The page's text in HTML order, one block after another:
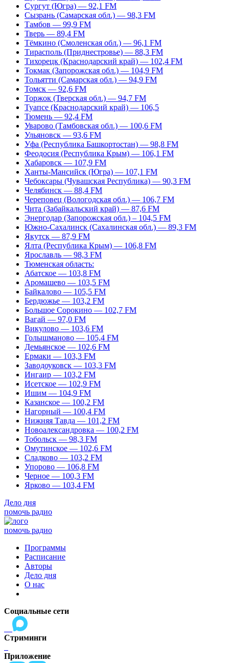
Сургут (Югра) — 92,1 FM
Сызрань (Самарская обл.) — 98,3 FM
Тамбов — 99,9 FM
Тверь — 89,4 FM
Тёмкино (Смоленская обл.) — 96,1 FM
Тирасполь (Приднестровье) — 88,3 FM
Тихорецк (Краснодарский край) — 102,4 FM
Токмак (Запорожская обл.) — 104,9 FM
Тольятти (Самарская обл.) — 94,9 FM
Томск — 92,6 FM
Торжок (Тверская обл.) — 94,7 FM
Туапсе (Краснодарский край) — 106,5
Тюмень — 92,4 FM
Уварово (Тамбовская обл.) — 100,6 FM
Ульяновск — 93,6 FM
Уфа (Республика Башкортостан) — 98,8 FM
Феодосия (Республика Крым) — 106,1 FM
Хабаровск — 107,9 FM
Ханты-Мансийск (Югра) — 107,1 FM
Чебоксары (Чувашская Республика) — 90,3 FM
Челябинск — 88,4 FM
Череповец (Вологодская обл.) — 106,7 FM
Чита (Забайкальский край) — 87,6 FM
Энергодар (Запорожская обл.) – 104,5 FM
Южно-Сахалинск (Сахалинская обл.) — 89,3 FM
Якутск — 87,9 FM
Ялта (Республика Крым) — 106,8 FM
Ярославль — 98,3 FM
Тюменская область:
Абатское — 103,8 FM
Аромашево — 103,5 FM
Байкалово — 105,5 FM
Бердюжье — 103,2 FM
Большое Сорокино — 102,7 FM
Вагай — 97,0 FM
Викулово — 103,6 FM
Голышманово — 105,4 FM
Демьянское — 102,6 FM
Ермаки — 103,3 FM
Заводоуковск — 103,3 FM
Ингаир — 103,2 FM
Исетское — 102,9 FM
Ишим — 104,9 FM
Казанское — 100,2 FM
Нагорный — 100,4 FM
Нижняя Тавда — 101,2 FM
Новоалександровка — 100,2 FM
Тобольск — 98,3 FM
Омутинское — 102,6 FM
Сладково — 103,2 FM
Упорово — 106,8 FM
Черное — 100,3 FM
Ярково — 103,4 FM
Дело дня
помочь радио
помочь радио
Программы
Расписание
Авторы
Дело дня
О нас
Социальные сети
Стриминги
Приложение